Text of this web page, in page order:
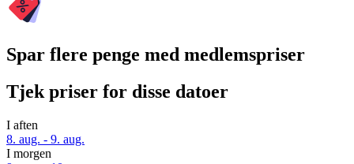
Spar flere penge med medlemspriser
Tjek priser for disse datoer
I aften
8. aug. - 9. aug.
I morgen